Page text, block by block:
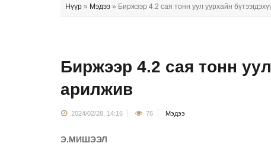
Нүүр » Мэдээ » Биржээр 4.2 сая тонн уул уурхайн
Биржээр 4.2 сая тонн
арилжив
2024/02/28, 14:16 76 Мэдээ
Э.МИШЭЭЛ